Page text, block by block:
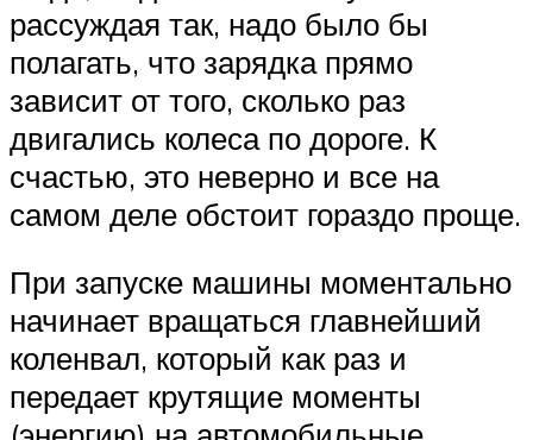
Меню
рассуждая так, надо было бы
полагать, что зарядка прямо
зависит от того, сколько раз
двигались колеса по дороге. К
счастью, это неверно и все на
самом деле обстоит гораздо проще.
При запуске машины моментально
начинает вращаться главнейший
коленвал, который как раз и
передает крутящие моменты